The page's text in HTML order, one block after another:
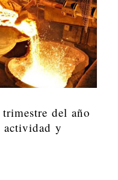
del año
actividad y